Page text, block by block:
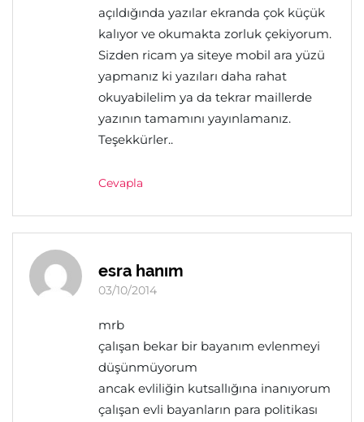
açıldığında yazılar ekranda çok küçük
kalıyor ve okumakta zorluk çekiyorum.
Sizden ricam ya siteye mobil ara yüzü
yapmanız ki yazıları daha rahat
okuyabilelim ya da tekrar maillerde
yazının tamamını yayınlamanız.
Teşekkürler..
Cevapla
esra hanım
03/10/2014
mrb
çalışan bekar bir bayanım evlenmeyi
düşünmüyorum
ancak evliliğin kutsallığına inanıyorum
çalışan evli bayanların para politikası